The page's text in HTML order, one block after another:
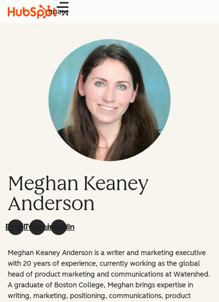
Menu
Meghan Keaney
Anderson
EmailTwitterLinkedIn
Meghan Keaney Anderson is a writer and marketing executive
with 20 years of experience, currently working as the global
head of product marketing and communications at Watershed.
A graduate of Boston College, Meghan brings expertise in
writing, marketing, positioning, communications, product